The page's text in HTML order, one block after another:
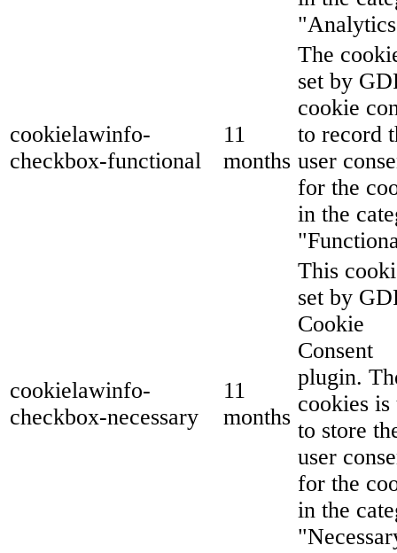
cookielawinfo-
checkbox-functional
11
months
The
set by
cookie
to record
user
for the
in the
cookielawinfo-
checkbox-necessary
11
months
This
set by
Cookie
Consent
plugin.
cookies is
to store
user
for the
in the